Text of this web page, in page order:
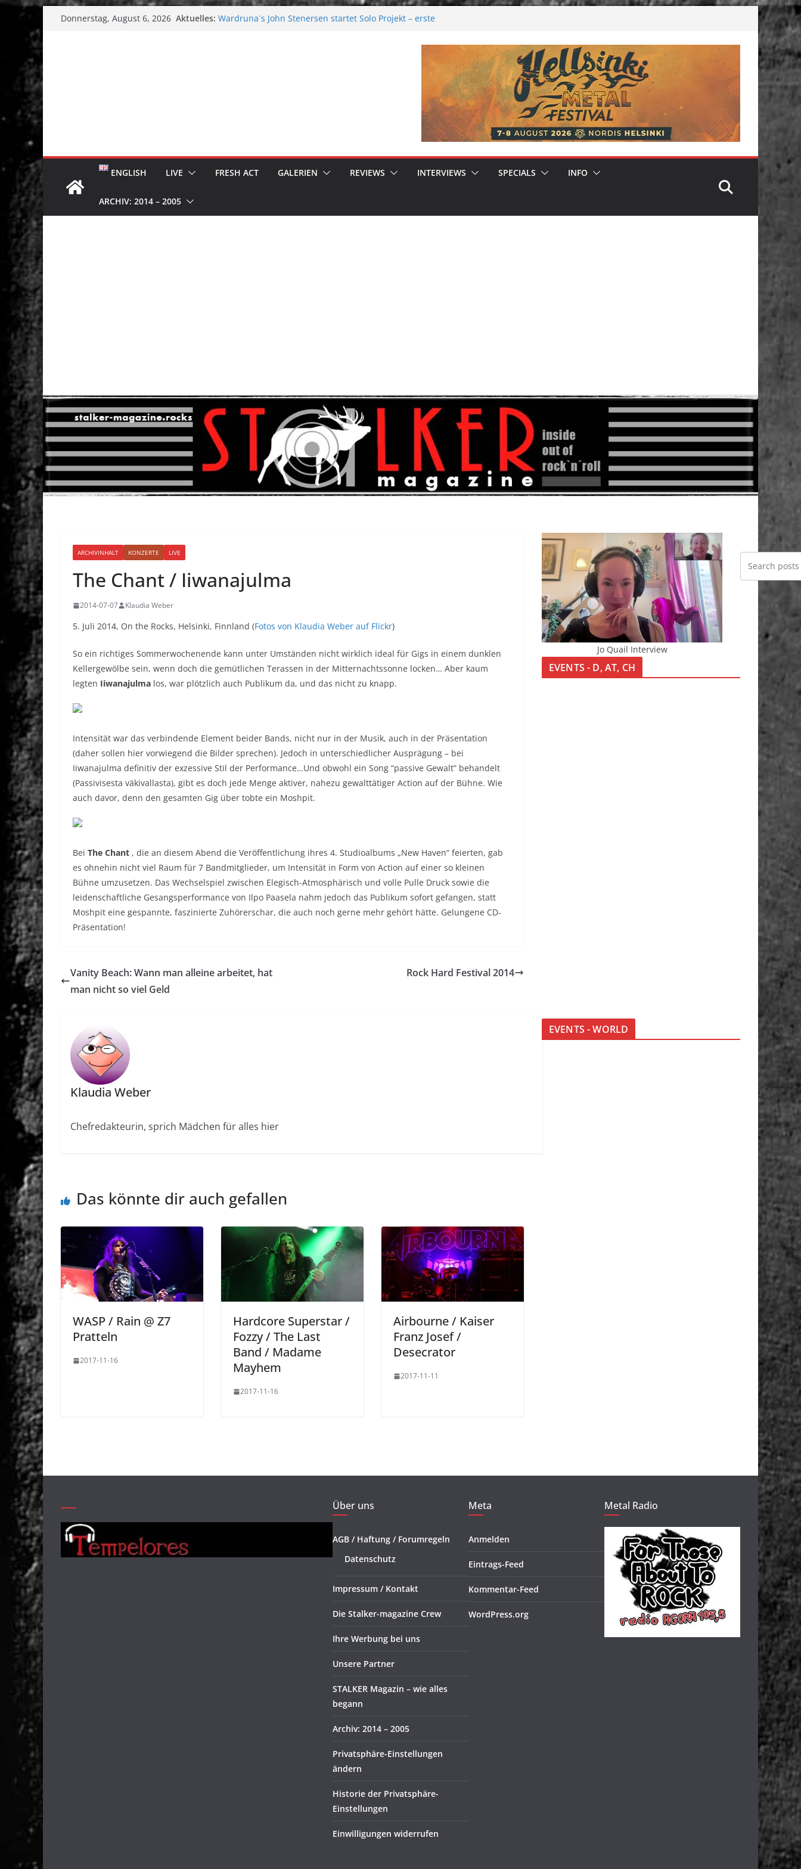
Zum
springen
Donnerstag, August 6, 2026 Aktuelles: Wardruna´s John Stenersen startet Solo Projekt – erste
ENGLISH LIVE FRESH ACT GALERIEN REVIEWS INTERVIEWS SPECIALS INFO
ARCHIV: 2014 – 2005
ARCHIVINHALT KONZERTE LIVE
The Chant / Iiwanajulma
2014-07-07 Klaudia Weber
5. Juli 2014, On the Rocks, Helsinki, Finnland (Fotos von Klaudia Weber auf Flickr)
So ein richtiges Sommerwochenende kann unter Umständen nicht wirklich ideal für Gigs in einem dunklen
Kellergewölbe sein, wenn doch die gemütlichen Terassen in der Mitternachtssonne locken… Aber kaum
legten Iiwanajulma los, war plötzlich auch Publikum da, und das nicht zu knapp.
Intensität war das verbindende Element beider Bands, nicht nur in der Musik, auch in der Präsentation
(daher sollen hier vorwiegend die Bilder sprechen). Jedoch in unterschiedlicher Ausprägung – bei
Iiwanajulma definitiv der exzessive Stil der Performance…Und obwohl ein Song “passive Gewalt” behandelt
(Passivisesta väkivallasta), gibt es doch jede Menge aktiver, nahezu gewalttätiger Action auf der Bühne. Wie
auch davor, denn den gesamten Gig über tobte ein Moshpit.
Bei The Chant , die an diesem Abend die Veröffentlichung ihres 4. Studioalbums „New Haven“ feierten, gab
es ohnehin nicht viel Raum für 7 Bandmitglieder, um Intensität in Form von Action auf einer so kleinen
Bühne umzusetzen. Das Wechselspiel zwischen Elegisch-Atmosphärisch und volle Pulle Druck sowie die
leidenschaftliche Gesangsperformance von Ilpo Paasela nahm jedoch das Publikum sofort gefangen, statt
Moshpit eine gespannte, faszinierte Zuhörerschar, die auch noch gerne mehr gehört hätte. Gelungene CD-
Präsentation!
Vanity Beach: Wann man alleine arbeitet, hat
man nicht so viel Geld
Rock Hard Festival 2014
Klaudia Weber
Chefredakteurin, sprich Mädchen für alles hier
Das könnte dir auch gefallen
WASP / Rain @ Z7
Pratteln
2017-11-16
Hardcore Superstar /
Fozzy / The Last
Band / Madame
Mayhem
2017-11-16
Airbourne / Kaiser
Franz Josef /
Desecrator
2017-11-11
Jo Quail Interview
EVENTS - D, AT, CH
EVENTS - WORLD
Über uns
AGB / Haftung / Forumregeln
Datenschutz
Impressum / Kontakt
Die Stalker-magazine Crew
Ihre Werbung bei uns
Unsere Partner
STALKER Magazin – wie alles
begann
Archiv: 2014 – 2005
Privatsphäre-Einstellungen
ändern
Historie der Privatsphäre-
Einstellungen
Einwilligungen widerrufen
Meta
Anmelden
Eintrags-Feed
Kommentar-Feed
WordPress.org
Metal Radio